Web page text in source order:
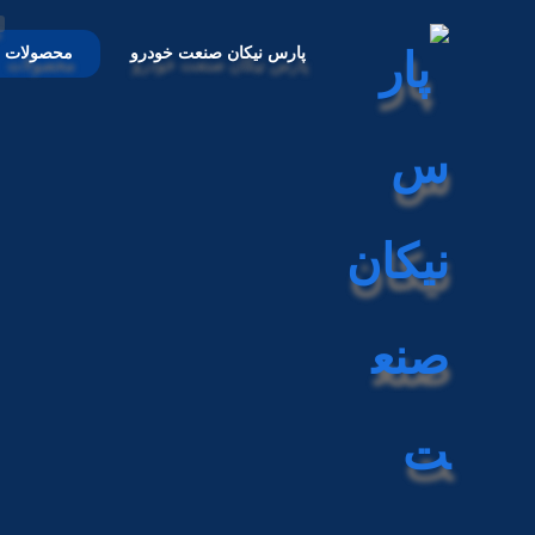
پارس نیکان صنعت خودرو محصولات